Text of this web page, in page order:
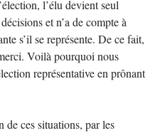
l’élu devient seul
et n’a de compte à
s’il se représente. De ce fait,
Voilà pourquoi nous
représentative en prônant
ces situations, par les